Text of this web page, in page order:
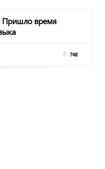
Пришло время
748